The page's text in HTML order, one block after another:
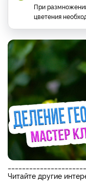
При
цветения
Читайте другие